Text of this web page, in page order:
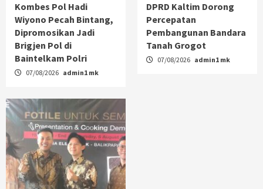
Kombes Pol Hadi
Wiyono Pecah Bintang,
Dipromosikan Jadi
Brigjen Pol di
Baintelkam Polri
07/08/2026 admin1 mk
DPRD Kaltim Dorong
Percepatan
Pembangunan Bandara
Tanah Grogot
07/08/2026 admin1 mk